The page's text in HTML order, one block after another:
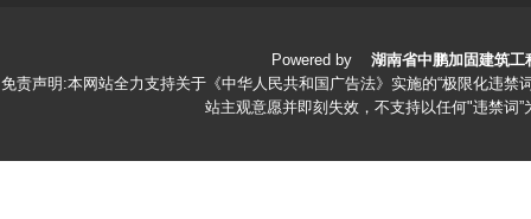
Powered by 湖南省中鹏加固建筑工
免责声明:本网站全力支持关于《中华人民共和国广告法》实施的“极限化违禁
站主观意愿并即刻失效，不支持以任何"违禁词